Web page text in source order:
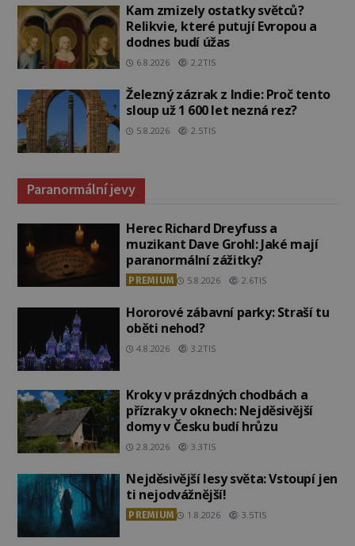
Kam zmizely ostatky světců?
Relikvie, které putují Evropou a
dodnes budí úžas
6.8.2026 2.2TIS
Železný zázrak z Indie: Proč tento
sloup už 1 600 let nezná rez?
5.8.2026 2.5TIS
Paranormální jevy
Herec Richard Dreyfuss a
muzikant Dave Grohl: Jaké mají
paranormální zážitky?
PREMIUM 5.8.2026 2.6TIS
Hororové zábavní parky: Straší tu
oběti nehod?
4.8.2026 3.2TIS
Kroky v prázdných chodbách a
přízraky v oknech: Nejděsivější
domy v Česku budí hrůzu
2.8.2026 3.3TIS
Nejděsivější lesy světa: Vstoupí jen
ti nejodvážnější!
PREMIUM 1.8.2026 3.5TIS